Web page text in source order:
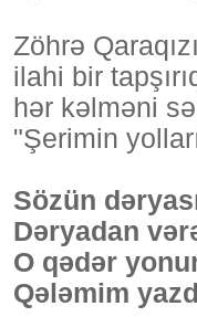
Zöhrə
ilahi bir
hər kəlməni
"Şerimin
Sözün
Dəryadan
O qədər
Qələmim